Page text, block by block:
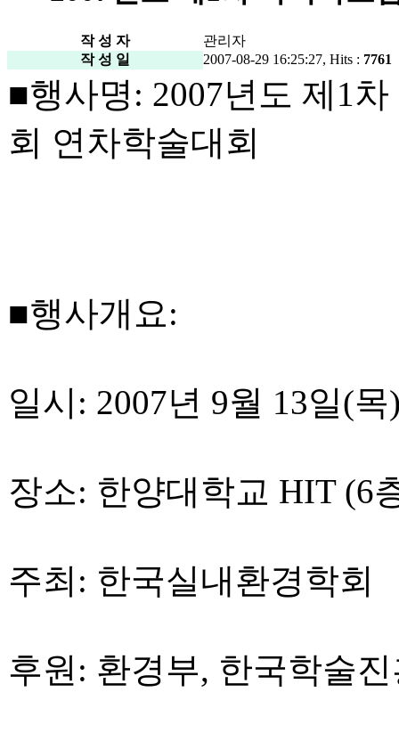
작 성 자
관리자
작 성 일
2007-08-29 16:25:27, Hits : 7761
■행사명: 2007년도 제1
회 연차학술대회
■행사개요:
일시: 2007년 9월 13일(
장소: 한양대학교 HIT (6
주최: 한국실내환경학회
후원: 환경부, 한국학술